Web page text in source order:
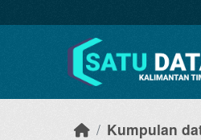
Kumpulan